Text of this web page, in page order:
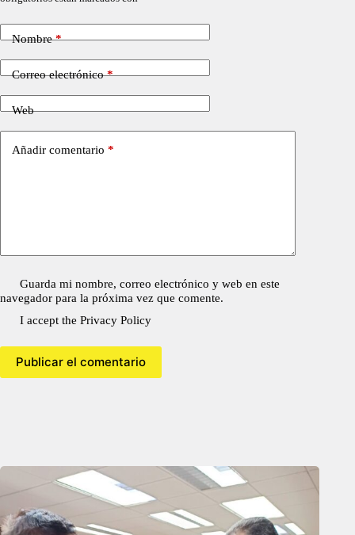
Nombre*
Correo electrónico*
Web
Añadir comentario *
Guarda mi nombre, correo electrónico y web en este
navegador para la próxima vez que comente.
I accept thePrivacy Policy
Publicar el comentario